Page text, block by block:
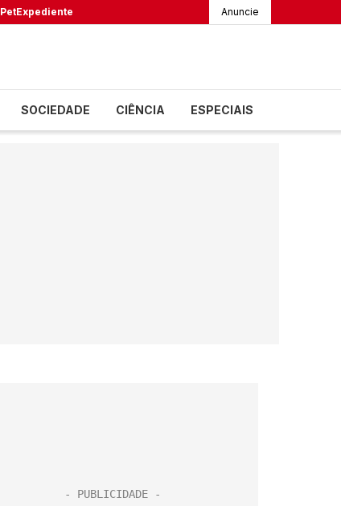
PetExpediente Anuncie
SOCIEDADE CIÊNCIA ESPECIAIS